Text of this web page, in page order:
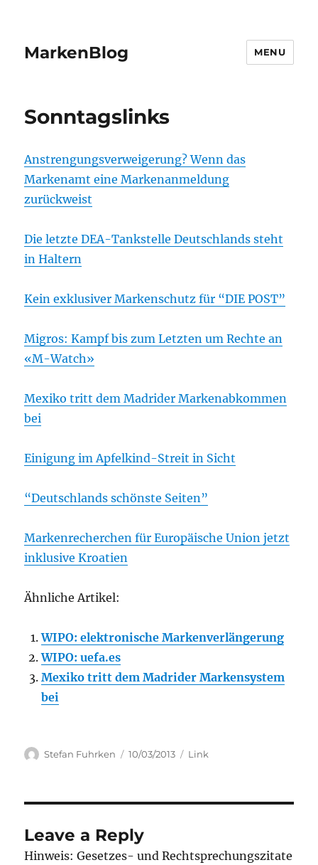
MarkenBlog MENU
Sonntagslinks
Anstrengungsverweigerung? Wenn das
Markenamt eine Markenanmeldung
zurückweist
Die letzte DEA-Tankstelle Deutschlands steht
in Haltern
Kein exklusiver Markenschutz für “DIE POST”
Migros: Kampf bis zum Letzten um Rechte an
«M-Watch»
Mexiko tritt dem Madrider Markenabkommen
bei
Einigung im Apfelkind-Streit in Sicht
“Deutschlands schönste Seiten”
Markenrecherchen für Europäische Union jetzt
inklusive Kroatien
Ähnliche Artikel:
WIPO: elektronische Markenverlängerung
WIPO: uefa.es
Mexiko tritt dem Madrider Markensystem
bei
Author
Stefan Fuhrken
Posted
10/03/2013 Categories
Link
Leave a Reply
Hinweis: Gesetzes- und Rechtsprechungszitate